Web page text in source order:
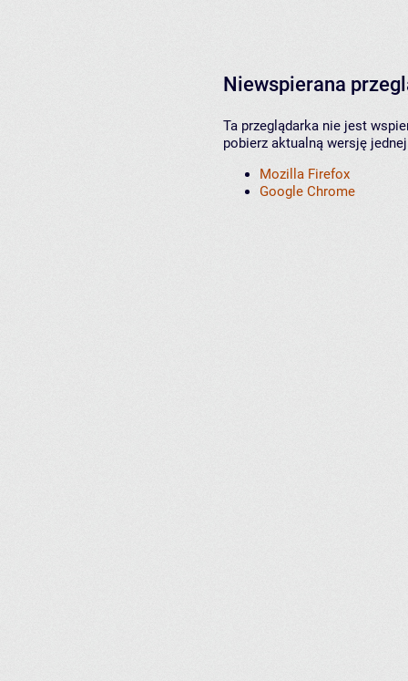
Niewspierana
Ta przeglądarka nie jest
pobierz aktualną wersję
Mozilla Firefox
Google Chrome